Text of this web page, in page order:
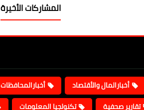
المشاركات الأخيرة
أخبارالمال والأقتصاد أخبارالمحافظات
تقارير صحفية تكنولجيا المعلومات